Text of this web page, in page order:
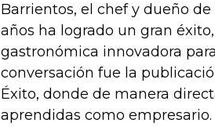
Barrientos, el chef y dueño
años ha logrado un gran
gastronómica innovadora
conversación fue la
Éxito, donde de manera
aprendidas como empresario.